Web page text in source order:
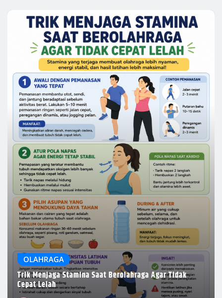
OLAHRAGA
Trik Menjaga Stamina Saat Berolahraga Agar Tidak
Cepat Lelah
John Gray Jun 20, 2026